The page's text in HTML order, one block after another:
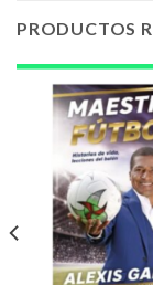
PRODUCTOS